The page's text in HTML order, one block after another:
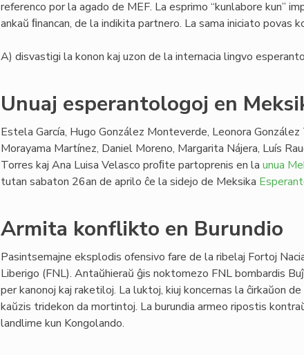
referenco por la agado de MEF. La esprimo “kunlabore kun”
ankaŭ ﬁnancan, de la indikita partnero. La sama iniciato povas
A) disvastigi la konon kaj uzon de la internacia lingvo
Unuaj esperantologoj en
Estela García, Hugo González Monteverde, Leonora González
Morayama Martínez, Daniel Moreno, Margarita Nájera, Luís
Torres kaj Ana Luisa Velasco proﬁte partoprenis en la unua
tutan sabaton 26an de aprilo ĉe la sidejo de Meksika
Armita konflikto en Burundio
Pasintsemajne eksplodis ofensivo fare de la ribelaj Fortoj
Liberigo (FNL). Antaŭhieraŭ ĝis noktomezo FNL bombardis
per kanonoj kaj raketiloj. La luktoj, kiuj koncernas la ĉirkaŭon
kaŭzis tridekon da mortintoj. La burundia armeo ripostis
landlime kun Kongolando.